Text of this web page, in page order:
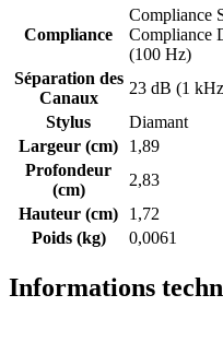
Compliance
Compliance
Compliance
(100 Hz)
Séparation des
Canaux
23 dB (1
Stylus
Diamant
Largeur (cm)
1,89
Profondeur
(cm)
2,83
Hauteur (cm)
1,72
Poids (kg)
0,0061
Informations